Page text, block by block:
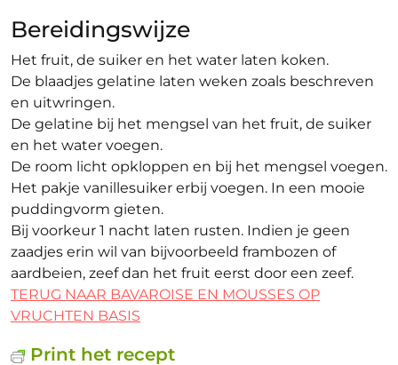
Bereidingswijze
Het fruit, de suiker en het water laten koken.
De blaadjes gelatine laten weken zoals beschreven
en uitwringen.
De gelatine bij het mengsel van het fruit, de suiker
en het water voegen.
De room licht opkloppen en bij het mengsel voegen.
Het pakje vanillesuiker erbij voegen. In een mooie
puddingvorm gieten.
Bij voorkeur 1 nacht laten rusten. Indien je geen
zaadjes erin wil van bijvoorbeeld frambozen of
aardbeien, zeef dan het fruit eerst door een zeef.
TERUG NAAR BAVAROISE EN MOUSSES OP
VRUCHTEN BASIS
Print het recept